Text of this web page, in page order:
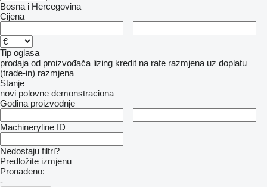
Bosna i Hercegovina
Cijena
–
Tip oglasa
prodaja od proizvođača lizing kredit na rate razmjena uz doplatu
(trade-in) razmjena
Stanje
novi polovne demonstraciona
Godina proizvodnje
–
Machineryline ID
Nedostaju filtri?
Predložite izmjenu
Pronađeno:
-